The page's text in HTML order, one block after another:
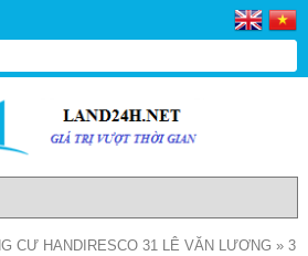
CƯ HANDIRESCO 31 LÊ VĂN LƯƠNG » 3